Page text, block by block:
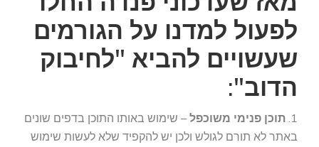
לפעול למדנו על הגורמים
שעשויים להביא "לחיבוק
הדוב":
1. תוכן פנימי משוכפל – שימוש באותו התוכן בדפים שונים
באתר לא תורם לגולש ולכן יש להקפיד שלא לעשות שימוש